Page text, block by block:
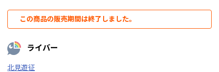
この商品の販売期間は終了しました。
ライバー
北見遊征